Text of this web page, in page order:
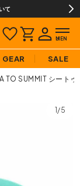
て
GEAR SALE
TO SUMMIT シート
1/5